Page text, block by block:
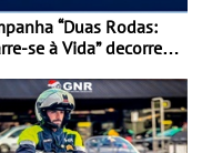
“Duas Rodas:
se à Vida” decorre